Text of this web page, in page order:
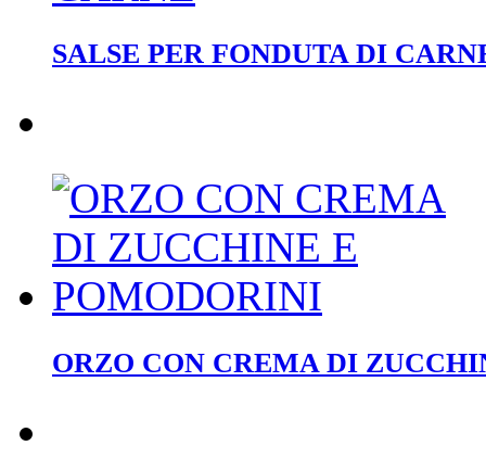
SALSE PER FONDUTA DI
ORZO CON CREMA DI